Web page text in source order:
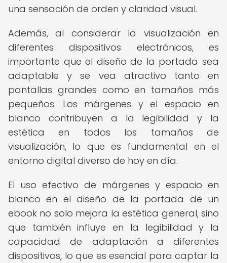
una sensación de orden y claridad visual.
Además, al considerar la visualización en
diferentes dispositivos electrónicos, es
importante que el diseño de la portada sea
adaptable y se vea atractivo tanto en
pantallas grandes como en tamaños más
pequeños. Los márgenes y el espacio en
blanco contribuyen a la legibilidad y la
estética en todos los tamaños de
visualización, lo que es fundamental en el
entorno digital diverso de hoy en día.
El uso efectivo de márgenes y espacio en
blanco en el diseño de la portada de un
ebook no solo mejora la estética general, sino
que también influye en la legibilidad y la
capacidad de adaptación a diferentes
dispositivos, lo que es esencial para captar la